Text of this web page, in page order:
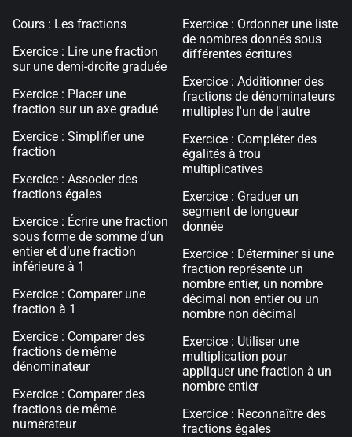
Cours : Les fractions
Exercice : Lire une fraction
sur une demi-droite graduée
Exercice : Placer une
fraction sur un axe gradué
Exercice : Simplifier une
fraction
Exercice : Associer des
fractions égales
Exercice : Écrire une fraction
sous forme de somme d’un
entier et d’une fraction
inférieure à 1
Exercice : Comparer une
fraction à 1
Exercice : Comparer des
fractions de même
dénominateur
Exercice : Comparer des
fractions de même
numérateur
Exercice : Ordonner une liste
de nombres donnés sous
différentes écritures
Exercice : Additionner des
fractions de dénominateurs
multiples l'un de l'autre
Exercice : Compléter des
égalités à trou
multiplicatives
Exercice : Graduer un
segment de longueur
donnée
Exercice : Déterminer si une
fraction représente un
nombre entier, un nombre
décimal non entier ou un
nombre non décimal
Exercice : Utiliser une
multiplication pour
appliquer une fraction à un
nombre entier
Exercice : Reconnaître des
fractions égales